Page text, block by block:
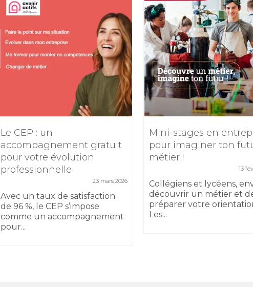
Le CEP : un
accompagnement gratuit
pour votre évolution
professionnelle
23 mars 2026
Avec un taux de satisfaction
de 96 %, le CEP s’impose
comme un accompagnement
pour...
Mini-stages en
pour imaginer ton
métier !
13
Collégiens et lycéens,
découvrir un métier et
préparer votre
Les...